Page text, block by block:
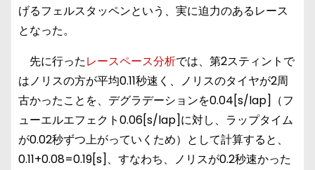
げるフェルスタッペンという、実に迫力のあるレース
となった。
先に行ったレースペース分析では、第2スティントで
はノリスの方が平均0.11秒速く、ノリスのタイヤが2周
古かったことを、デグラデーションを0.04[s/lap]（フ
ューエルエフェクト0.06[s/lap]に対し、ラップタイム
が0.02秒ずつ上がっていくため）として計算すると、
0.11+0.08=0.19[s]、すなわち、ノリスが0.2秒速かった